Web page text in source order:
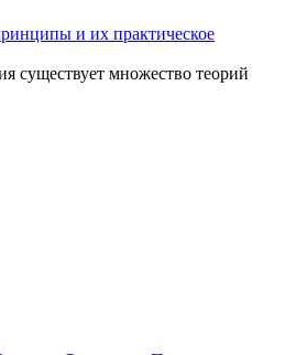
и их практическое
существует множество теорий